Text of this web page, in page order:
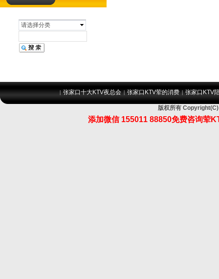
请选择分类
|张家口十大KTV夜总会 |张家口KTV荤的消费 |张家口KTV
版权所有
添加微信 155011 88850免费咨询荤